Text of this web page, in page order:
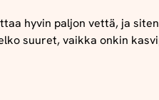
hyvin paljon vettä, ja
suuret, vaikka onkin